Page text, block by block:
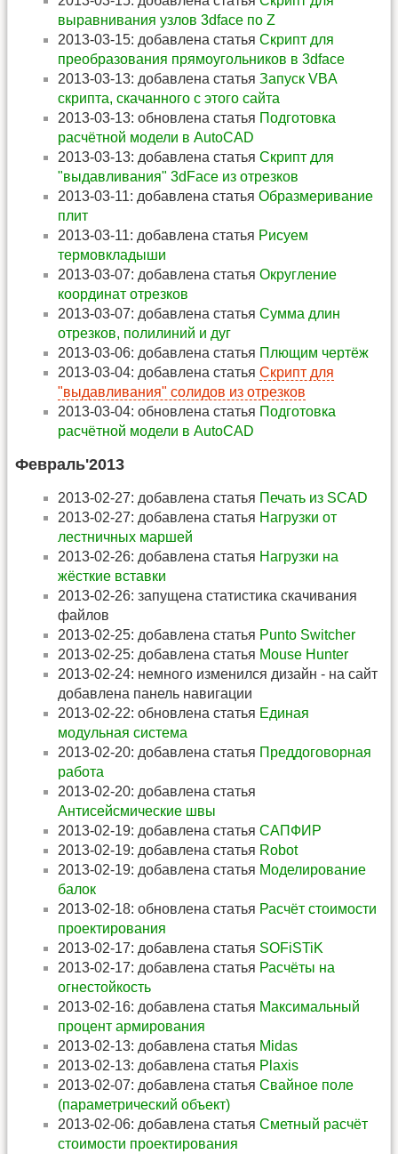
выравнивания узлов 3dface по Z
2013-03-15: добавлена статья Скрипт для
преобразования прямоугольников в 3dface
2013-03-13: добавлена статья Запуск VBA
скрипта, скачанного с этого сайта
2013-03-13: обновлена статья Подготовка
расчётной модели в AutoCAD
2013-03-13: добавлена статья Скрипт для
"выдавливания" 3dFace из отрезков
2013-03-11: добавлена статья Образмеривание
плит
2013-03-11: добавлена статья Рисуем
термовкладыши
2013-03-07: добавлена статья Округление
координат отрезков
2013-03-07: добавлена статья Сумма длин
отрезков, полилиний и дуг
2013-03-06: добавлена статья Плющим чертёж
2013-03-04: добавлена статья Скрипт для
"выдавливания" солидов из отрезков
2013-03-04: обновлена статья Подготовка
расчётной модели в AutoCAD
Февраль'2013
2013-02-27: добавлена статья Печать из SCAD
2013-02-27: добавлена статья Нагрузки от
лестничных маршей
2013-02-26: добавлена статья Нагрузки на
жёсткие вставки
2013-02-26: запущена статистика скачивания
файлов
2013-02-25: добавлена статья Punto Switcher
2013-02-25: добавлена статья Mouse Hunter
2013-02-24: немного изменился дизайн - на сайт
добавлена панель навигации
2013-02-22: обновлена статья Единая
модульная система
2013-02-20: добавлена статья Преддоговорная
работа
2013-02-20: добавлена статья
Антисейсмические швы
2013-02-19: добавлена статья САПФИР
2013-02-19: добавлена статья Robot
2013-02-19: добавлена статья Моделирование
балок
2013-02-18: обновлена статья Расчёт стоимости
проектирования
2013-02-17: добавлена статья SOFiSTiK
2013-02-17: добавлена статья Расчёты на
огнестойкость
2013-02-16: добавлена статья Максимальный
процент армирования
2013-02-13: добавлена статья Midas
2013-02-13: добавлена статья Plaxis
2013-02-07: добавлена статья Свайное поле
(параметрический объект)
2013-02-06: добавлена статья Сметный расчёт
стоимости проектирования